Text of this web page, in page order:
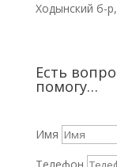
Ходынский б-
Есть
помогу…
Имя